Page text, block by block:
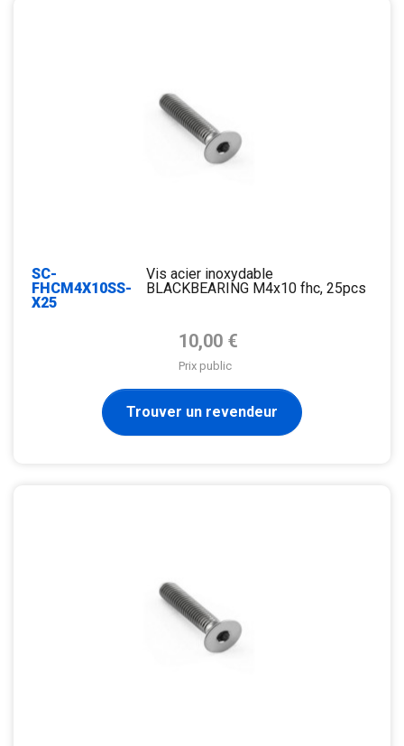
SC-
FHCM4X10SS-
X25
Vis acier inoxydable
BLACKBEARING M4x10 fhc, 25pcs
Prix de base
10,00 €
Prix public
Trouver un revendeur